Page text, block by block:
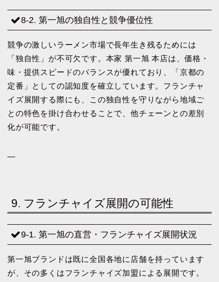
8-2. 第一旭の独自性と競争優位性
競争の激しいラーメン市場で長年生き残るためには
「独自性」が不可欠です。本家 第一旭 本店は、価格・
味・提供スピードのバランスが優れており、「京都の
定番」としての認知度を確立しています。フランチャ
イズ展開する際にも、この独自性を守りながら地域ご
との特色を掛け合わせることで、他チェーンとの差別
化が可能です。
—
9. フランチャイズ展開の可能性
9-1. 第一旭の直営・フランチャイズ展開状況
第一旭ブランドは既に全国各地に店舗を持っています
が、その多くはフランチャイズ加盟による展開です。